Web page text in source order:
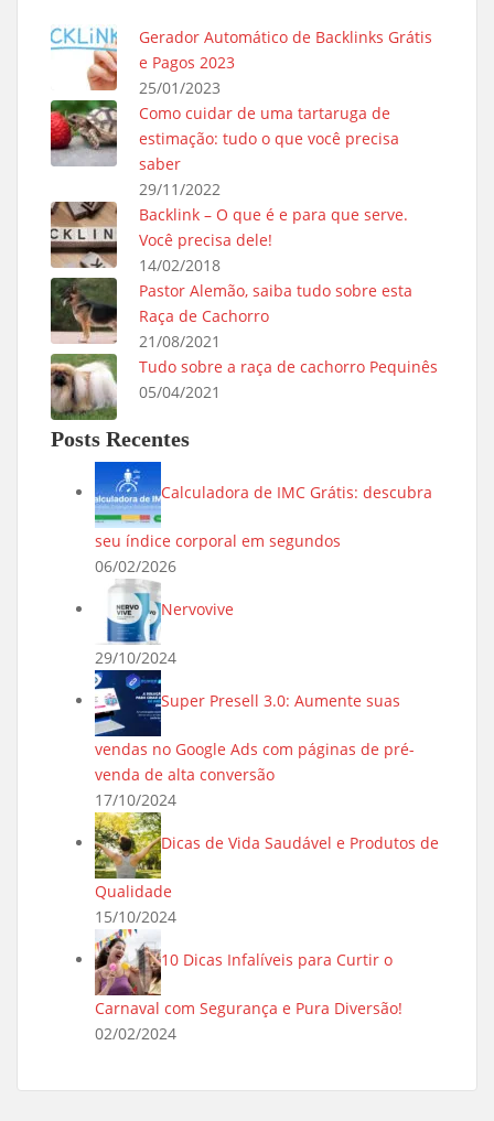
Gerador Automático de Backlinks Grátis
e Pagos 2023
25/01/2023
Como cuidar de uma tartaruga de
estimação: tudo o que você precisa
saber
29/11/2022
Backlink – O que é e para que serve.
Você precisa dele!
14/02/2018
Pastor Alemão, saiba tudo sobre esta
Raça de Cachorro
21/08/2021
Tudo sobre a raça de cachorro Pequinês
05/04/2021
Posts Recentes
Calculadora de IMC Grátis: descubra
seu índice corporal em segundos
06/02/2026
Nervovive
29/10/2024
Super Presell 3.0: Aumente suas
vendas no Google Ads com páginas de pré-
venda de alta conversão
17/10/2024
Dicas de Vida Saudável e Produtos de
Qualidade
15/10/2024
10 Dicas Infalíveis para Curtir o
Carnaval com Segurança e Pura Diversão!
02/02/2024